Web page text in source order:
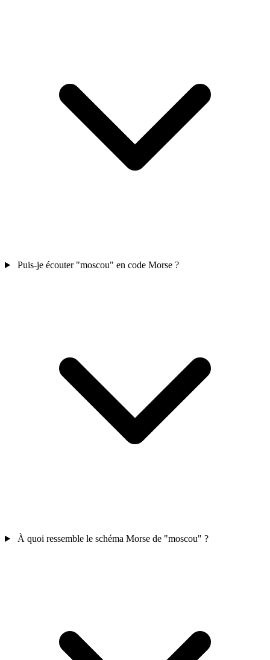
Puis-je écouter "moscou" en code Morse ?
À quoi ressemble le schéma Morse de "moscou" ?